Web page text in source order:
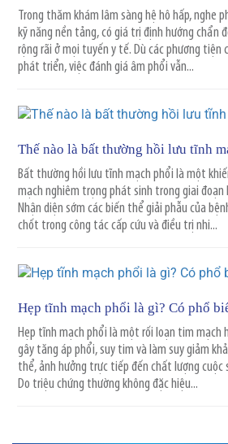
Trong thăm khám lâm sàng hệ hô hấp, nghe
kỹ năng nền tảng, có giá trị định hướng chẩn
rộng rãi ở mọi tuyến y tế. Dù các phương tiện
phát triển, việc đánh giá âm phổi vẫn...
Thế nào là bất thường hồi lưu tĩnh
Bất thường hồi lưu tĩnh mạch phổi là một
mạch nghiêm trọng phát sinh trong giai
Nhận diện sớm các biến thể giải phẫu của
chốt trong công tác cấp cứu và điều trị nhi...
Hẹp tĩnh mạch phổi là gì? Có phổ
Hẹp tĩnh mạch phổi là một rối loạn tim mạch
gây tăng áp phổi, suy tim và làm suy giảm
thể, ảnh hưởng trực tiếp đến chất lượng cuộc
Do triệu chứng thường không đặc hiệu...